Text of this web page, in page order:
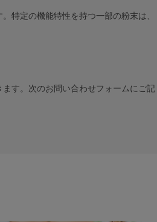
特定の機能特性を持つ一部の粉末は、
す。次のお問い合わせフォームにご記